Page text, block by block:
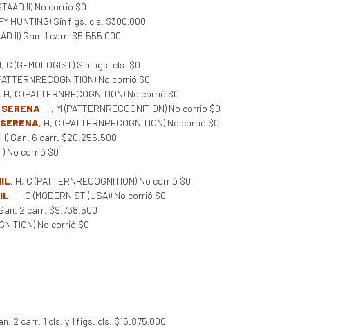
II) No corrió $0
HUNTING) Sin figs. cls. $300.000
II) Gan. 1 carr. $5.555.000
C (GEMOLOGIST) Sin figs. cls. $0
No corrió $0
H, C (PATTERNRECOGNITION) No corrió $0
, H, M (PATTERNRECOGNITION) No corrió $0
, H, C (PATTERNRECOGNITION) No corrió $0
II) Gan. 6 carr. $20.255.500
No corrió $0
, H, C (PATTERNRECOGNITION) No corrió $0
, H, C (MODERNIST (USA)) No corrió $0
Gan. 2 carr. $9.738.500
No corrió $0
2 carr. 1 cls. y 1 figs. cls. $15.875.000